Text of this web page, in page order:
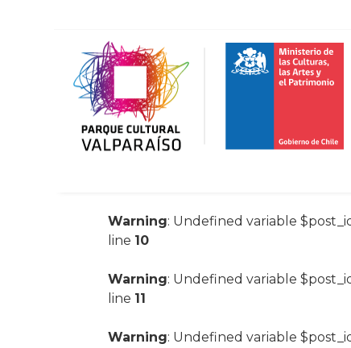
Warning: Undefined variable
line 10
Warning: Undefined variable
line 11
Warning: Undefined variable